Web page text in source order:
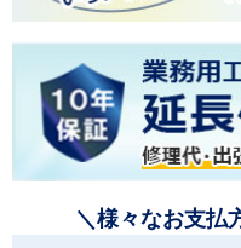
＼様々なお支払